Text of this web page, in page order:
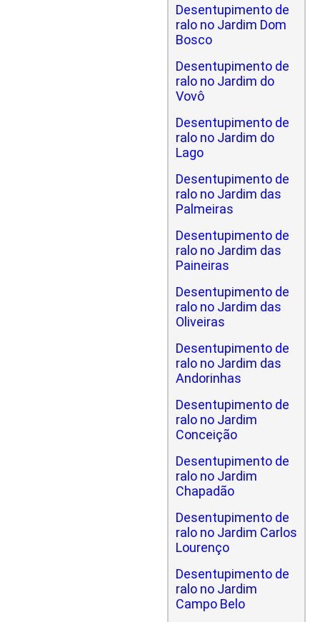
Desentupimento de
ralo no Jardim Dom
Bosco
Desentupimento de
ralo no Jardim do
Vovô
Desentupimento de
ralo no Jardim do
Lago
Desentupimento de
ralo no Jardim das
Palmeiras
Desentupimento de
ralo no Jardim das
Paineiras
Desentupimento de
ralo no Jardim das
Oliveiras
Desentupimento de
ralo no Jardim das
Andorinhas
Desentupimento de
ralo no Jardim
Conceição
Desentupimento de
ralo no Jardim
Chapadão
Desentupimento de
ralo no Jardim Carlos
Lourenço
Desentupimento de
ralo no Jardim
Campo Belo